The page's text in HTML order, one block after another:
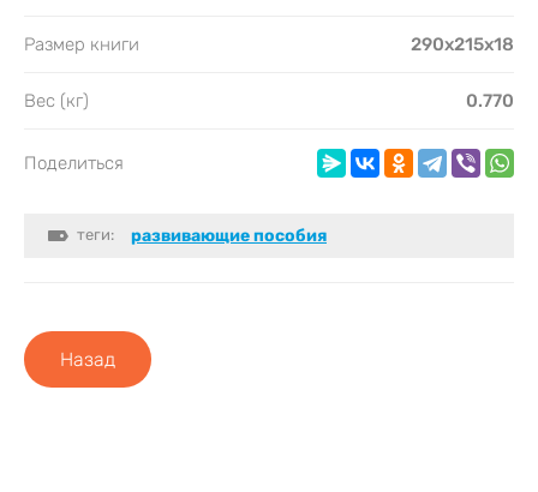
Размер книги 290x215x18
Вес (кг) 0.770
Поделиться
теги: развивающие пособия
Назад